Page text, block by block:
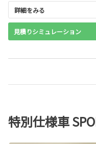
詳細をみる
見積りシミュレーション
特別仕様車